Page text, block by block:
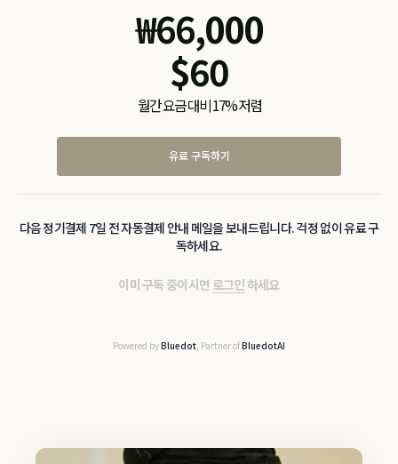
₩66,000
$60
월간 요금 대비 17% 저렴
유료 구독하기
다음 정기결제 7일 전 자동결제 안내 메일을 보내드립니다. 걱정 없이 유료 구
독하세요.
이미 구독 중이시면 로그인 하세요
Powered byBluedot , Partner ofBluedotAI